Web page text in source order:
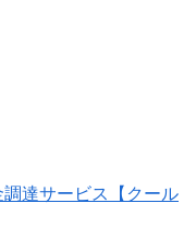
達サービス【クール